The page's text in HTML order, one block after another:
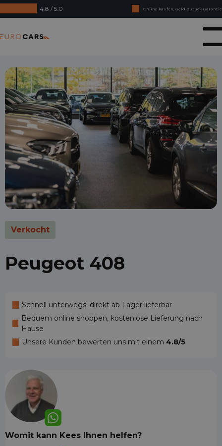
4.8 / 5.0
Online kaufen, Geld-zurück-Garantie
Finanzierungsleasing – Reibungslose Abnahme
Verkocht
Peugeot 408
Schnell unterwegs: direkt ab Lager lieferbar
Bequem online shoppen, kostenlose Lieferung nach
Hause
Unsere Kunden bewerten uns mit einem 4.8/5
Womit kann Kees Ihnen helfen?